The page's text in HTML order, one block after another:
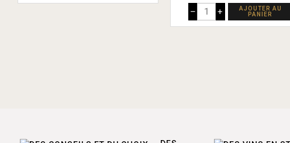
– +
AJOUTER AU
PANIER